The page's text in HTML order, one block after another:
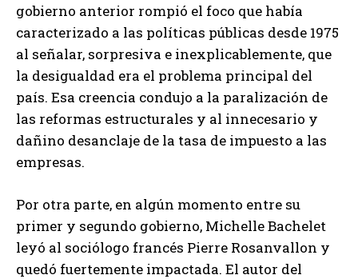
gobierno anterior rompió el foco que había
caracterizado a las políticas públicas desde 1975
al señalar, sorpresiva e inexplicablemente, que
la desigualdad era el problema principal del
país. Esa creencia condujo a la paralización de
las reformas estructurales y al innecesario y
dañino desanclaje de la tasa de impuesto a las
empresas.
Por otra parte, en algún momento entre su
primer y segundo gobierno, Michelle Bachelet
leyó al sociólogo francés Pierre Rosanvallon y
quedó fuertemente impactada. El autor del